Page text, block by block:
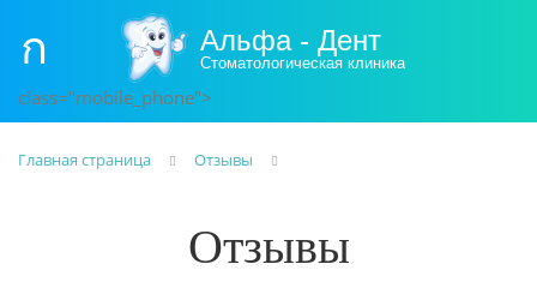
Альфа - Дент
Стоматологическая клиника
class="mobile_phone">
Главная страница Отзывы
Отзывы